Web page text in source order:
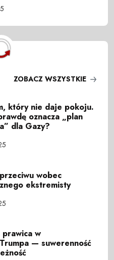
ZOBACZ WSZYSTKIE
który nie daje pokoju.
oznacza „plan
dla Gazy?
wobec
ekstremisty
prawica w
— suwerenność